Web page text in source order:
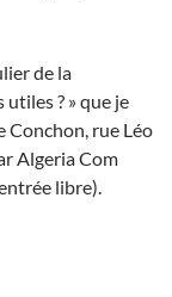
de la
? » que je
Conchon, rue Léo
Algeria Com
libre).
Bleu Pays